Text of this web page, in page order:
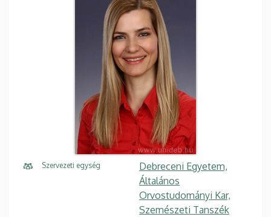
Szervezeti egység
Debreceni Egyetem,
Általános
Orvostudományi Kar,
Szemészeti Tanszék